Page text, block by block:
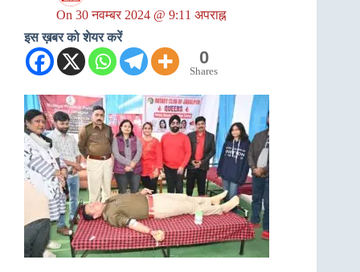
On 30 नवम्बर 2024 @ 9:11 अपराह्न
इस ख़बर को शेयर करें
0
Shares